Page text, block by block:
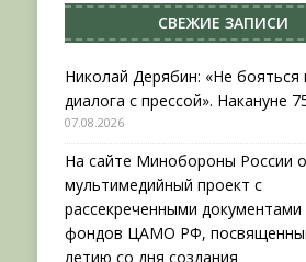
[ 04.08.2026 ] Район
[ 04.08.2026 ]
О
НОВОСТИ
[ 31.07.2026 ]
[ 07.08.2026 ]
СВЕЖИЕ ЗАПИСИ
Николай Дерябин: «Не бояться
диалога с прессой». Накануне
07.08.2026
На сайте Минобороны России
мультимедийный проект с
рассекреченными документами
фондов ЦАМО РФ,
летию со дня создания